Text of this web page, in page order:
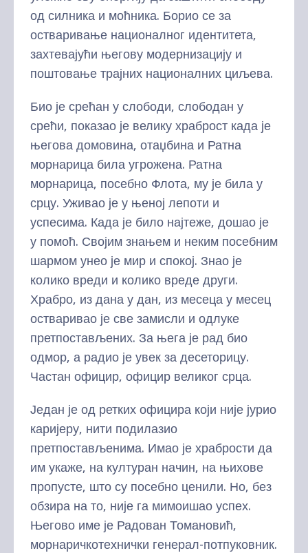
од силника и моћника. Борио се за
остваривање националног идентитета,
захтевајући његову модернизацију и
поштовање трајних националних циљева.
Био је срећан у слободи, слободан у
срећи, показао је велику храброст када је
његова домовина, отаџбина и Ратна
морнарица била угрожена. Ратна
морнарица, посебно Флота, му је била у
срцу. Уживао је у њеној лепоти и
успесима. Када је било најтеже, дошао је
у помоћ. Својим знањем и неким посебним
шармом унео је мир и спокој. Знао је
колико вреди и колико вреде други.
Храбро, из дана у дан, из месеца у месец
остваривао је све замисли и одлуке
претпостављених. За њега је рад био
одмор, а радио је увек за десеторицу.
Частан официр, официр великог срца.
Један је од ретких официра који није јурио
каријеру, нити подилазио
претпостављенима. Имао је храбрости да
им укаже, на културан начин, на њихове
пропусте, што су посебно ценили. Но, без
обзира на то, није га мимоишао успех.
Његово име је Радован Томановић,
морнаричкотехнички генерал-потпуковник.